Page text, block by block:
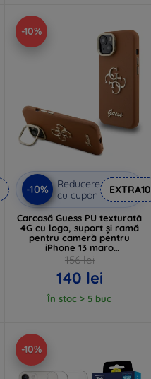
-10%
-10%
Reducere
cu cupon
EXTRA10
Carcasă Guess PU texturată
4G cu logo, suport și ramă
pentru cameră pentru
iPhone 13 maro
(GUHCP13MPCS4GSW)
156 lei
140 lei
În stoc > 5 buc
-10%